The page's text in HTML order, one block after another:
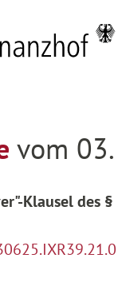
vom
Klausel des